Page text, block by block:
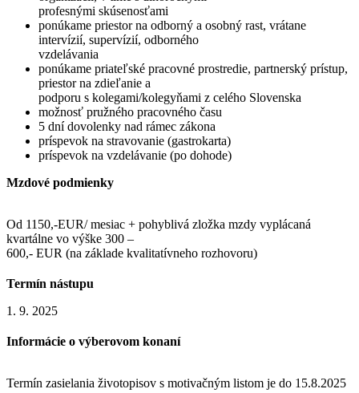
profesnými skúsenosťami
ponúkame priestor na odborný a osobný rast, vrátane
intervízií, supervízií, odborného
vzdelávania
ponúkame priateľské pracovné prostredie, partnerský prístup,
priestor na zdieľanie a
podporu s kolegami/kolegyňami z celého Slovenska
možnosť pružného pracovného času
5 dní dovolenky nad rámec zákona
príspevok na stravovanie (gastrokarta)
príspevok na vzdelávanie (po dohode)
Mzdové podmienky
Od 1150,-EUR/ mesiac + pohyblivá zložka mzdy vyplácaná
kvartálne vo výške 300 –
600,- EUR (na základe kvalitatívneho rozhovoru)
Termín nástupu
1. 9. 2025
Informácie o výberovom konaní
Termín zasielania životopisov s motivačným listom je do 15.8.2025